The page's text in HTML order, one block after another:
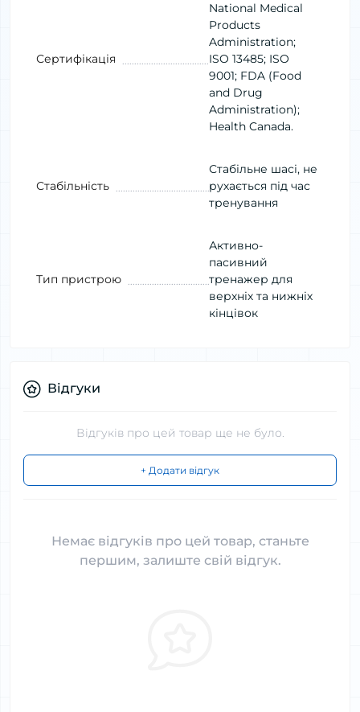
Сертифікація
National Medical
Products
Administration;
ISO 13485; ISO
9001; FDA (Food
and Drug
Administration);
Health Canada.
Стабільність
Стабільне шасі, не
рухається під час
тренування
Тип пристрою
Активно-
пасивний
тренажер для
верхніх та нижніх
кінцівок
Відгуки
Відгуків про цей товар ще не було.
+ Додати відгук
Немає відгуків про цей товар, станьте
першим, залиште свій відгук.